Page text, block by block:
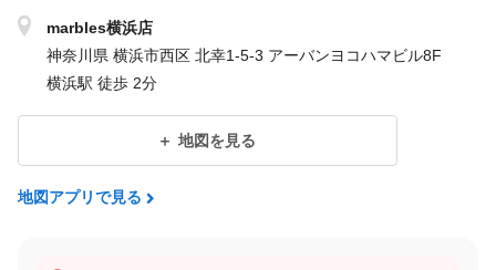
＊役職手当
＊指導手当
＊撮影手当
平均月収40万円台、最高60万円の実績もあります☆経験や実績、
marbles横浜店
神奈川県 横浜市西区 北幸1-5-3 アーバンヨコハマビル8F
横浜駅 徒歩 2分
地図を見る
地図アプリで見る